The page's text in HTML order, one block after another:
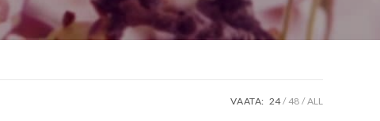
VAATA: 24 48 ALL